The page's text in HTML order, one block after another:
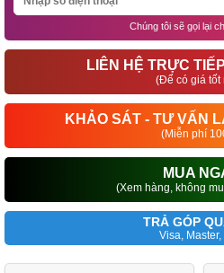
Chúng tôi sẽ gọi lại
LIÊN HỆ TRỰC
(Để có giá tốt
KHẢO SÁT - TƯ VẤN
(Miễn phí
MUA
(Xem hàng, không
TRẢ GÓP
Visa, Master,